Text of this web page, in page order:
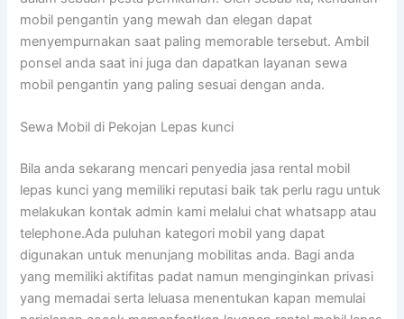
mobil pengantin yang mewah dan elegan dapat
menyempurnakan saat paling memorable tersebut. Ambil
ponsel anda saat ini juga dan dapatkan layanan sewa
mobil pengantin yang paling sesuai dengan anda.
Sewa Mobil di Pekojan Lepas kunci
Bila anda sekarang mencari penyedia jasa rental mobil
lepas kunci yang memiliki reputasi baik tak perlu ragu untuk
melakukan kontak admin kami melalui chat whatsapp atau
telephone.Ada puluhan kategori mobil yang dapat
digunakan untuk menunjang mobilitas anda. Bagi anda
yang memiliki aktifitas padat namun menginginkan privasi
yang memadai serta leluasa menentukan kapan memulai